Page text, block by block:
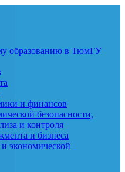
образованию в ТюмГУ
и финансов
безопасности,
и контроля
и бизнеса
экономической